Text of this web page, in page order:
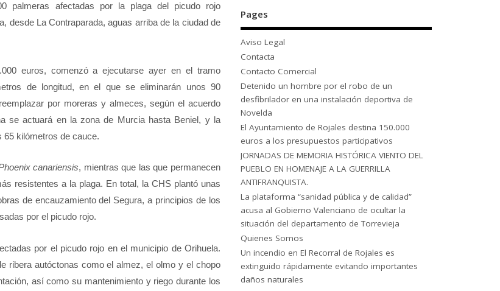
palmeras afectadas por la plaga del picudo rojo
desde La Contraparada, aguas arriba de la ciudad de
euros, comenzó a ejecutarse ayer en el tramo
de longitud, en el que se eliminarán unos 90
por moreras y almeces, según el acuerdo
se actuará en la zona de Murcia hasta Beniel, y la
65 kilómetros de cauce.
canariensis, mientras que las que permanecen
resistentes a la plaga. En total, la CHS plantó unas
de encauzamiento del Segura, a principios de los
por el picudo rojo.
por el picudo rojo en el municipio de Orihuela.
ribera autóctonas como el almez, el olmo y el chopo
así como su mantenimiento y riego durante los
Pages
Aviso Legal
Contacta
Contacto Comercial
Detenido un hombre por el robo de un
desfibrilador en una instalación deportiva de
Novelda
El Ayuntamiento de Rojales destina 150.000
euros a los presupuestos participativos
JORNADAS DE MEMORIA HISTÓRICA VIENTO DEL
PUEBLO EN HOMENAJE A LA GUERRILLA
ANTIFRANQUISTA.
La plataforma “sanidad pública y de calidad”
acusa al Gobierno Valenciano de ocultar la
situación del departamento de Torrevieja
Quienes Somos
Un incendio en El Recorral de Rojales es
extinguido rápidamente evitando importantes
daños naturales